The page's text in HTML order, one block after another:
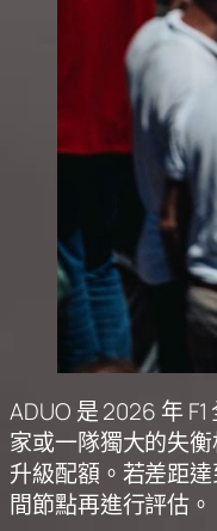
ADUO 是 2026 年
家或一隊獨大的失
升級配額。若差距
間節點再進行評估。